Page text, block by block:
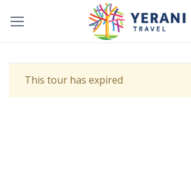
This tour has expired